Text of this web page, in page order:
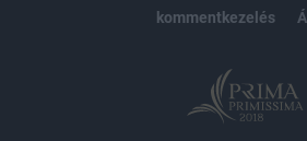
kommentkezelés